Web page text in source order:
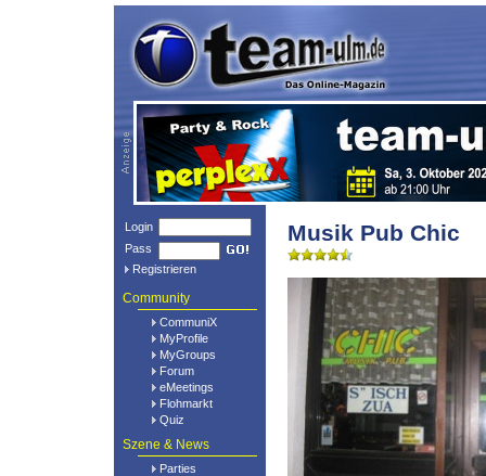
Login
Pass
Registrieren
Community
CommuniX
MyProfile
MyGroups
Forum
eMeetings
Flohmarkt
Quiz
Szene & News
Parties
Musik Pub Chic